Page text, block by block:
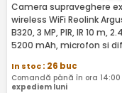
Camera supraveghere
wireless WiFi Reolink
B320, 3 MP, PIR, IR 10 m,
5200 mAh, microfon si
In stoc: 26 buc
Comandă până în ora 14:00
expediem luni